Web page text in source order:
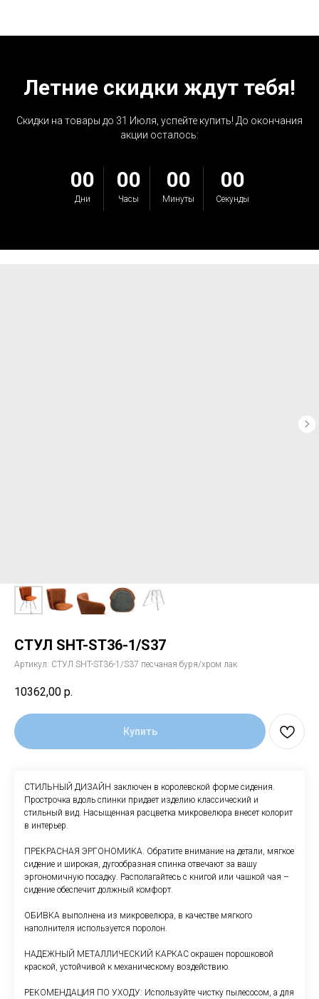
Летние скидки ждут тебя!
Скидки на товары до 31 Июля, успейте купить! До окончания
акции осталось:
00
Дни
00
Часы
00
Минуты
00
Секунды
СТУЛ SHT-ST36-1/S37
Артикул: СТУЛ SHT-ST36-1/S37 песчаная буря/хром лак
10362,00 р.
Купить
СТИЛЬНЫЙ ДИЗАЙН заключен в королевской форме сидения.
Прострочка вдоль спинки придает изделию классический и
стильный вид. Насыщенная расцветка микровелюра внесет колорит
в интерьер.
ПРЕКРАСНАЯ ЭРГОНОМИКА. Обратите внимание на детали, мягкое
сидение и широкая, дугообразная спинка отвечают за вашу
эргономичную посадку. Располагайтесь с книгой или чашкой чая –
сидение обеспечит должный комфорт.
ОБИВКА выполнена из микровелюра, в качестве мягкого
наполнителя используется поролон.
НАДЕЖНЫЙ МЕТАЛЛИЧЕСКИЙ КАРКАС окрашен порошковой
краской, устойчивой к механическому воздействию.
РЕКОМЕНДАЦИЯ ПО УХОДУ: Используйте чистку пылесосом, а для